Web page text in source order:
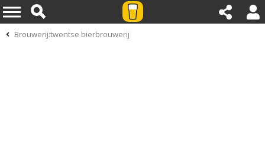
Brouwerij:twentse bierbrouwerij